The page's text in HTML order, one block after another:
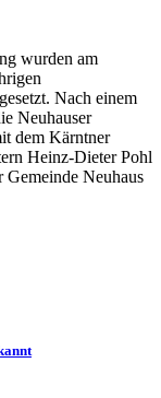
wurden am
Nach einem
Neuhauser
dem Kärntner
Heinz-Dieter Pohl
Gemeinde Neuhaus